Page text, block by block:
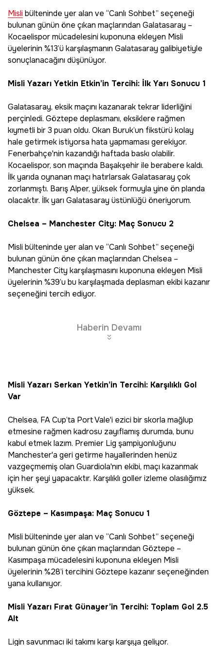
Mislibülteninde yer alan ve “Canlı Sohbet’’ seçeneği
bulunan günün öne çıkan maçlarından Galatasaray –
Kocaelispor mücadelesini kuponuna ekleyen Misli
üyelerinin %13’ü karşılaşmanın Galatasaray galibiyetiyle
sonuçlanacağını düşünüyor.
Misli Yazarı Yetkin Etkin’in Tercihi: İlk Yarı Sonucu 1
Galatasaray, eksik maçını kazanarak tekrar liderliğini
perçinledi. Göztepe deplasmanı, eksiklere rağmen
kıymetli bir 3 puan oldu. Okan Buruk’un fikstürü kolay
hale getirmek istiyorsa hata yapmaması gerekiyor.
Fenerbahçe'nin kazandığı haftada baskı olabilir.
Kocaelispor, son maçında Başakşehir ile berabere kaldı.
İlk yarıda oynanan maçı hatırlarsak Galatasaray çok
zorlanmıştı. Barış Alper, yüksek formuyla yine ön planda
olacaktır. İlk yarı Galatasaray üstünlüğü öneriyorum.
Chelsea – Manchester City: Maç Sonucu 2
Misli bülteninde yer alan ve “Canlı Sohbet’’ seçeneği
bulunan günün öne çıkan maçlarından Chelsea –
Manchester City karşılaşmasını kuponuna ekleyen Misli
üyelerinin %39’u bu karşılaşmada deplasman ekibi kazanır
seçeneğini tercih ediyor.
Haberin Devamı
Misli Yazarı Serkan Yetkin’in Tercihi: Karşılıklı Gol
Var
Chelsea, FA Cup’ta Port Vale'i ezici bir skorla mağlup
etmesine rağmen kadrosu zayıflamış durumda, bunu
kabul etmek lazım. Premier Lig şampiyonluğunu
Manchester'a geri getirme hayallerinden henüz
vazgeçmemiş olan Guardiola'nın ekibi, maçı kazanmak
için her şeyi yapacaktır. Karşılıklı goller izleme olasılığımız
yüksek.
Göztepe – Kasımpaşa: Maç Sonucu 1
Misli bülteninde yer alan ve “Canlı Sohbet’’ seçeneği
bulunan günün öne çıkan maçlarından Göztepe –
Kasımpaşa mücadelesini kuponuna ekleyen Misli
üyelerinin %28’i tercihini Göztepe kazanır seçeneğinden
yana kullanıyor.
Misli Yazarı Fırat Günayer’in Tercihi: Toplam Gol 2.5
Alt
Ligin savunmacı iki takımı karşı karşıya geliyor.